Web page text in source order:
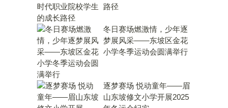
路径
冬日赛场燃激情，少年逐
梦展风采——东坡区金花
小学冬季运动会圆满举行
逐梦赛场 悦动童年——眉
山东坡修文小学开展2025